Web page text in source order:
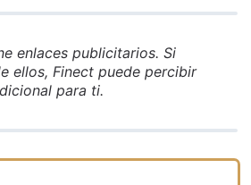
Tributaria. N26,
en algunos aspectos,
verificar las
enlaces publicitarios. Si
ellos, Finect puede percibir
para ti.